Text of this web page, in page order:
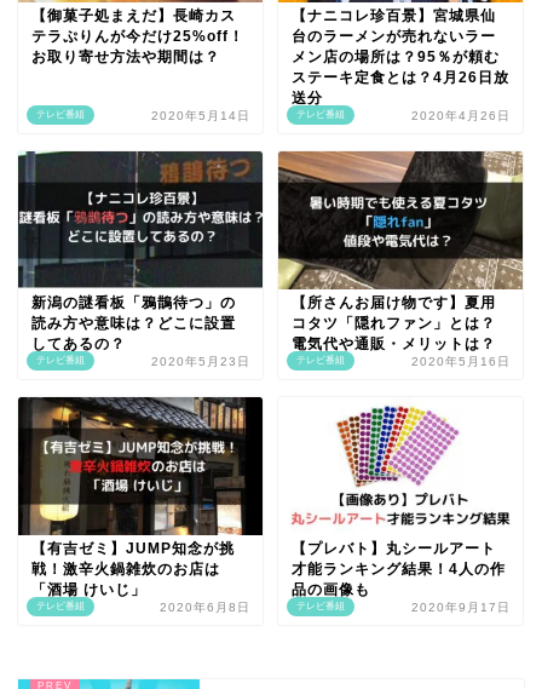
テレビ番組
【御菓子処まえだ】長崎カス
テラぷりんが今だけ25%off！
お取り寄せ方法や期間は？
2020年5月14日 テレビ番組
【ナニコレ珍百景】宮城県仙
台のラーメンが売れないラー
メン店の場所は？95％が頼む
ステーキ定食とは？4月26日放
送分
2020年4月26日
テレビ番組
新潟の謎看板「鴉鵲待つ」の
読み方や意味は？どこに設置
してあるの？
2020年5月23日 テレビ番組
【所さんお届け物です】夏用
コタツ「隠れファン」とは？
電気代や通販・メリットは？
2020年5月16日
テレビ番組
【有吉ゼミ】JUMP知念が挑
戦！激辛火鍋雑炊のお店は
「酒場 けいじ」
2020年6月8日 テレビ番組
【プレバト】丸シールアート
才能ランキング結果！4人の作
品の画像も
2020年9月17日